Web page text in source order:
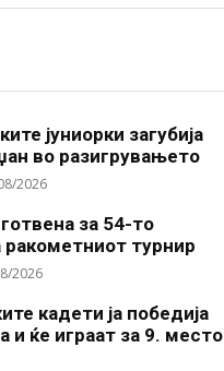
јуниорки загубија
во разигрувањето
2026
за 54-то
ракометниот турнир
2026
кадети ја победија
и ќе играат за 9. место